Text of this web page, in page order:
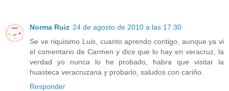
Norma Ruiz 24 de agosto de 2010 a las 17:30
Se ve riquisimo Luis, cuanto aprendo contigo, aunque ya vi
el comentario de Carmen y dice que lo hay en veracruz, la
verdad yo nunca lo he probado, habra que visitar la
huasteca veracruzana y probarlo, saludos con cariño.
Responder